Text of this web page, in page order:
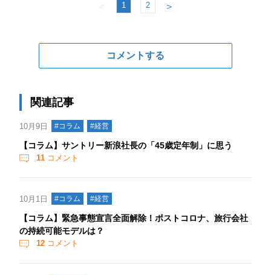
＜ 1 2 ＞
コメントする
関連記事
10月9日 #コラム #経営
【コラム】サントリー新浪社長の「45歳定年制」に思う
11 コメント
10月1日 #コラム #経営
【コラム】緊急事態宣言全面解除！ポストコロナ、旅行会社
の持続可能モデルは？
12 コメント